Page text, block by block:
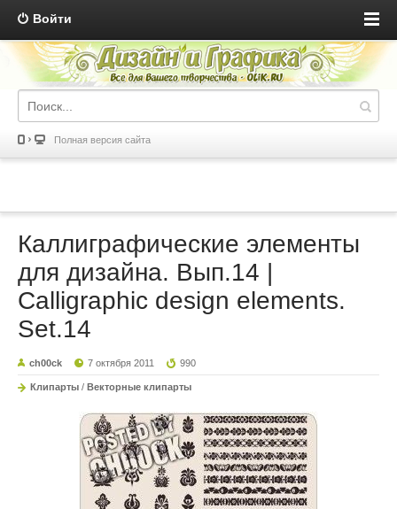
Войти
Полная версия сайта
Каллиграфические элементы
для дизайна. Вып.14 |
Calligraphic design elements.
Set.14
ch00ck 7 октября 2011 990
Клипарты / Векторные клипарты